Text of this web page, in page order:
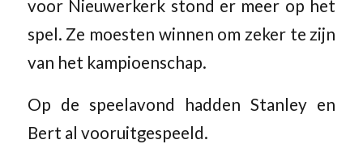
voor Nieuwerkerk stond er meer op het
spel. Ze moesten winnen om zeker te zijn
van het kampioenschap.
Op de speelavond hadden Stanley en
Bert al vooruitgespeeld.